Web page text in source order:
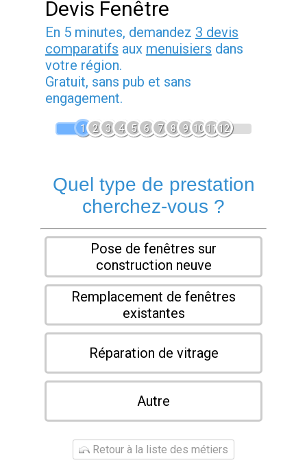
Devis Fenêtre
En 5 minutes, demandez 3 devis
comparatifs aux menuisiers dans
votre région.
Gratuit, sans pub et sans
engagement.
1 2 3 4 5 6 7 8 9 1011 12
Quel type de prestation
cherchez-vous ?
Pose de fenêtres sur
construction neuve
Remplacement de fenêtres
existantes
Réparation de vitrage
Autre
Retour à la liste des métiers